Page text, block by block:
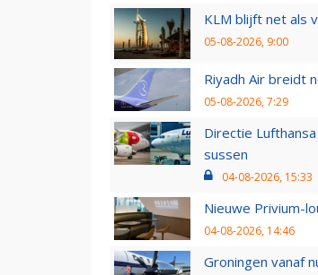
KLM blijft net als
05-08-2026, 9:00
Riyadh Air breidt
05-08-2026, 7:29
Directie
sussen
04-08-2026, 15:33
Nieuwe Privium-
04-08-2026, 14:46
Groningen vanaf